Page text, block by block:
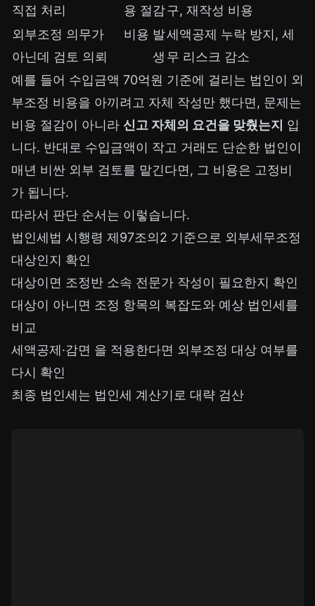
직접 처리
용 절감구, 재작성 비용
외부조정 의무가
아닌데 검토 의뢰
비용 발
생
세액공제 누락 방지, 세
무 리스크 감소
예를 들어 수입금액 70억원 기준에 걸리는 법인이 외
부조정 비용을 아끼려고 자체 작성만 했다면, 문제는
비용 절감이 아니라 신고 자체의 요건을 맞췄는지 입
니다. 반대로 수입금액이 작고 거래도 단순한 법인이
매년 비싼 외부 검토를 맡긴다면, 그 비용은 고정비
가 됩니다.
따라서 판단 순서는 이렇습니다.
법인세법 시행령 제97조의2 기준으로 외부세무조정
대상인지 확인
대상이면 조정반 소속 전문가 작성이 필요한지 확인
대상이 아니면 조정 항목의 복잡도와 예상 법인세를
비교
세액공제·감면 을 적용한다면 외부조정 대상 여부를
다시 확인
최종 법인세는 법인세 계산기로 대략 검산